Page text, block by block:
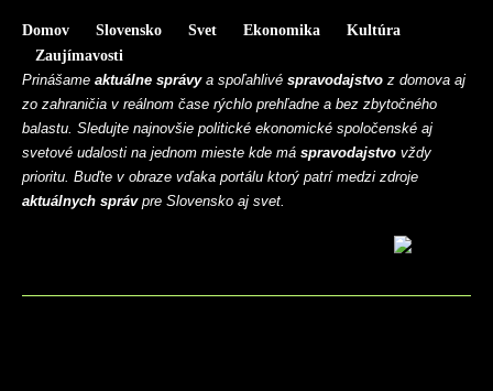
Domov Slovensko Svet Ekonomika
Kultúra
Zaujímavosti
Prinášame aktuálne správya spoľahlivé spravodajstvo z domova aj
zo zahraničia v reálnom čase rýchlo prehľadne a bez zbytočného
balastu. Sledujte najnovšie politické ekonomické spoločenské aj
svetové udalosti na jednom mieste kde má spravodajstvo vždy
prioritu. Buďte v obraze vďaka portálu ktorý patrí medzi zdroje
aktuálnych správpre Slovensko aj svet.